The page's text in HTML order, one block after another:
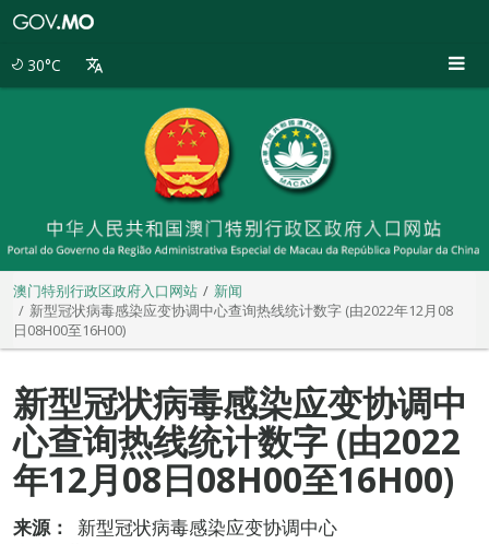
30°C
澳门特别行政区政府入口网站
新闻
新型冠状病毒感染应变协调中心查询热线统计数字 (由2022年12月08
日08H00至16H00)
新型冠状病毒感染应变协调中
心查询热线统计数字 (由2022
年12月08日08H00至16H00)
来源：
新型冠状病毒感染应变协调中心